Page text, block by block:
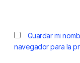
Guardar mi
navegador para la